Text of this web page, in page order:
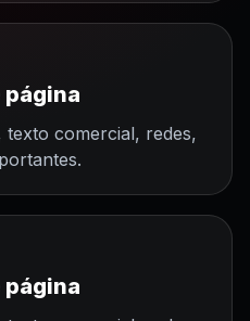
página
comercial, redes,
página